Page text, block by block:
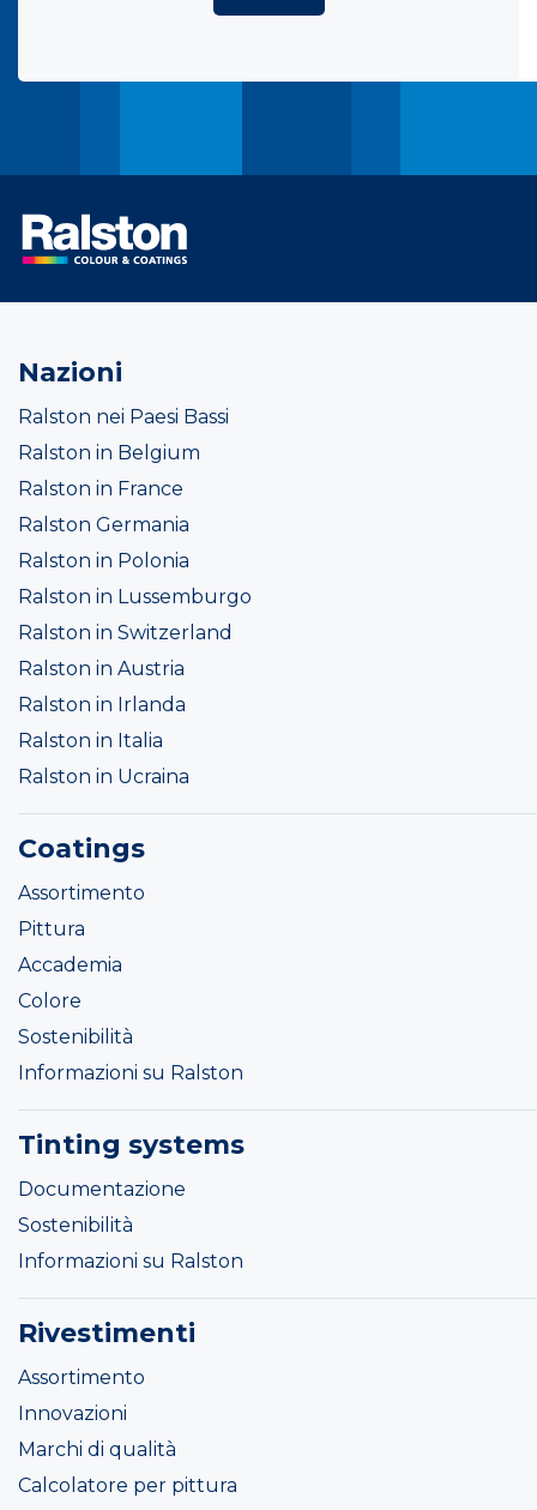
Nazioni
Ralston nei Paesi Bassi
Ralston in Belgium
Ralston in France
Ralston Germania
Ralston in Polonia
Ralston in Lussemburgo
Ralston in Switzerland
Ralston in Austria
Ralston in Irlanda
Ralston in Italia
Ralston in Ucraina
Coatings
Assortimento
Pittura
Accademia
Colore
Sostenibilità
Informazioni su Ralston
Tinting systems
Documentazione
Sostenibilità
Informazioni su Ralston
Rivestimenti
Assortimento
Innovazioni
Marchi di qualità
Calcolatore per pittura